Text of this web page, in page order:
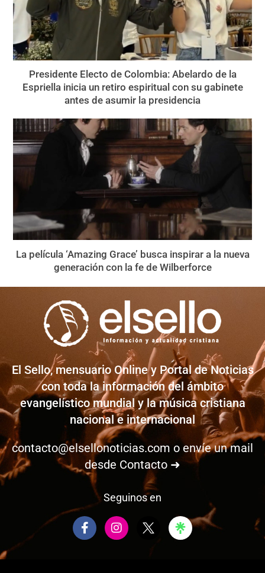
Presidente Electo de Colombia: Abelardo de la
Espriella inicia un retiro espiritual con su gabinete
antes de asumir la presidencia
La película ‘Amazing Grace’ busca inspirar a la nueva
generación con la fe de Wilberforce
El Sello, mensuario Online y Portal de Noticias
con toda la información del ámbito
evangelístico mundial y la música cristiana
nacional e internacional
contacto@elsellonoticias.com o envíe un mail
desde Contacto ➜
Seguinos en
F
a
I
n